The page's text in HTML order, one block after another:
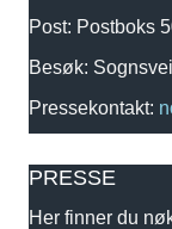
Post: Postboks
Besøk:
Pressekontakt:
PRESSE
Her finner du